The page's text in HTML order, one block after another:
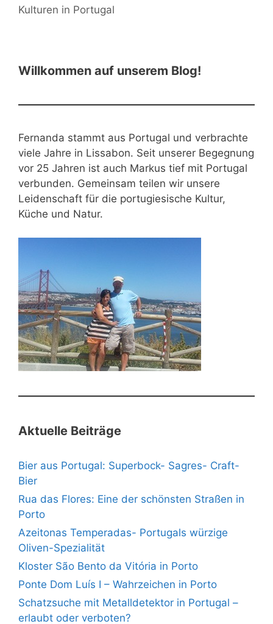
Kulturen in Portugal
Willkommen auf unserem Blog!
Fernanda stammt aus Portugal und verbrachte
viele Jahre in Lissabon. Seit unserer Begegnung
vor 25 Jahren ist auch Markus tief mit Portugal
verbunden. Gemeinsam teilen wir unsere
Leidenschaft für die portugiesische Kultur,
Küche und Natur.
Aktuelle Beiträge
Bier aus Portugal: Superbock- Sagres- Craft-
Bier
Rua das Flores: Eine der schönsten Straßen in
Porto
Azeitonas Temperadas- Portugals würzige
Oliven-Spezialität
Kloster São Bento da Vitória in Porto
Ponte Dom Luís I – Wahrzeichen in Porto
Schatzsuche mit Metalldetektor in Portugal –
erlaubt oder verboten?